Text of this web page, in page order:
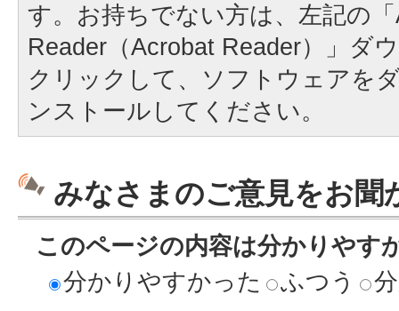
す。お持ちでない方は、左記の
Reader（Acrobat Reader）」ダ
クリックして、ソフトウェアを
ンストールしてください。
みなさまのご意見をお聞
このページの内容は分かりやす
分かりやすかった
ふつう